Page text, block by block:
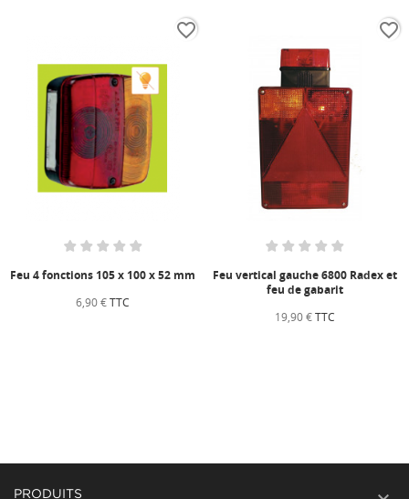
Feu 4 fonctions 105 x 100 x 52 mm
6,90 €TTC
favorite_border
Feu vertical gauche 6800 Radex et
feu de gabarit
19,90 €TTC
favorite_border
PRODUITS